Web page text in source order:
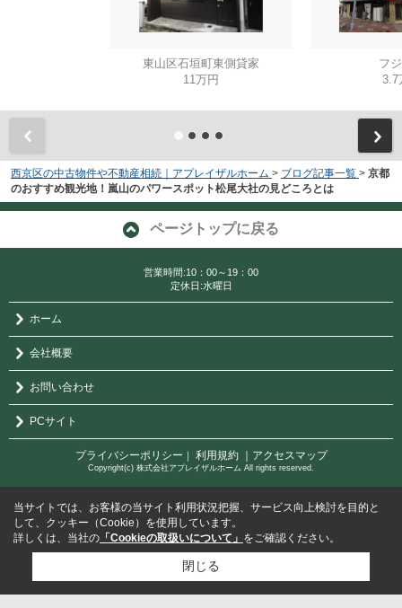
東山区石垣町東側貸家
11万円
フ
3.7
西京区の中古物件や不動産相続｜アプレイザルホーム > ブログ記事一覧 > 京都
のおすすめ観光地！嵐山のパワースポット松尾大社の見どころとは
ページトップに戻る
営業時間:10：00～19：00
定休日:水曜日
ホーム
会社概要
お問い合わせ
PCサイト
プライバシーポリシー ｜ 利用規約 ｜アクセスマップ
Copyright(c) 株式会社アプレイザルホーム All rights reserved.
当サイトでは、お客様の当サイト利用状況把握、サービス向上検討を目的と
して、クッキー（Cookie）を使用しています。
詳しくは、当社の 「Cookieの取扱いについて」 をご確認ください。
閉じる